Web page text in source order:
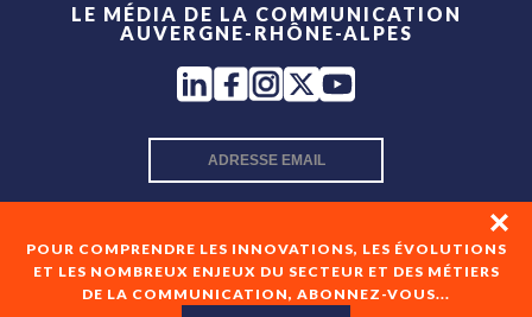
POUR COMPRENDRE LES INNOVATIONS, LES ÉVOLUTIONS
ET LES NOMBREUX ENJEUX DU SECTEUR ET DES MÉTIERS
DE LA COMMUNICATION, ABONNEZ-VOUS...
LE MÉDIA DE LA COMMUNICATION
AUVERGNE-RHÔNE-ALPES
En cochant cette case, je consens à recevoir les newsletters